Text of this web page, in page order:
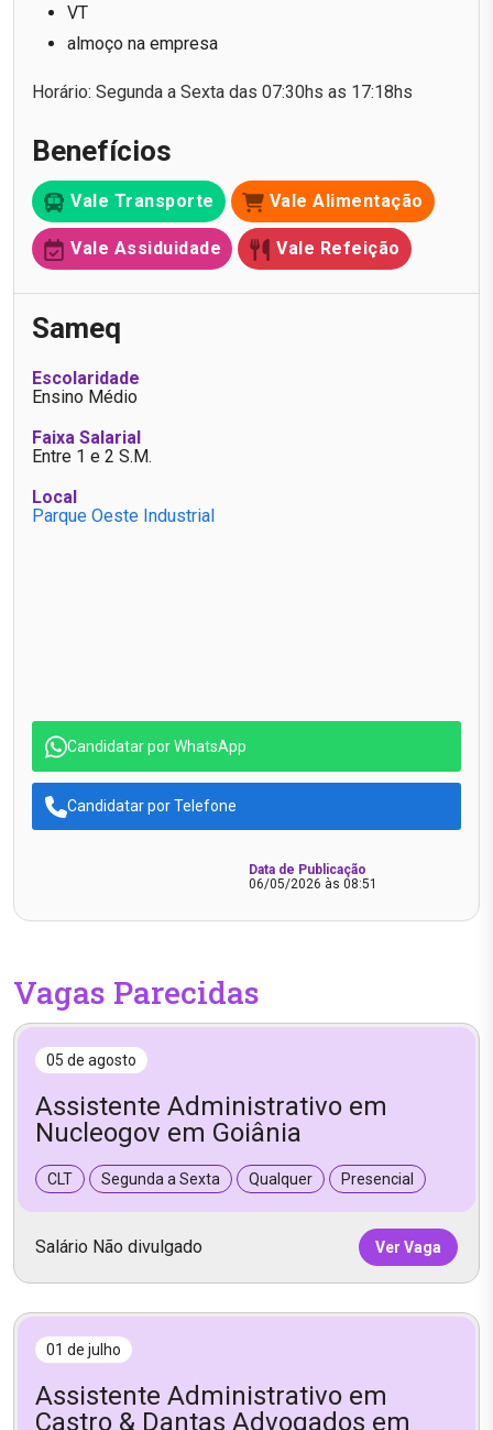
VT
almoço na empresa
Horário: Segunda a Sexta das 07:30hs as 17:18hs
Benefícios
Vale Transporte Vale Alimentação
Vale Assiduidade Vale Refeição
Sameq
Escolaridade
Ensino Médio
Faixa Salarial
Entre 1 e 2 S.M.
Local
Parque Oeste Industrial
Candidatar por WhatsApp
Candidatar por Telefone
Data de Publicação
06/05/2026 às 08:51
Vagas Parecidas
05 de agosto
Assistente Administrativo em
Nucleogov em Goiânia
CLT Segunda a Sexta Qualquer Presencial
Salário Não divulgado Ver Vaga
01 de julho
Assistente Administrativo em
Castro & Dantas Advogados em